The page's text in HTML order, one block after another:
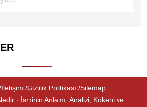
İletişim Gizlilik Politikası Sitemap
· İsminin Anlamı, Analizi, Kökeni ve